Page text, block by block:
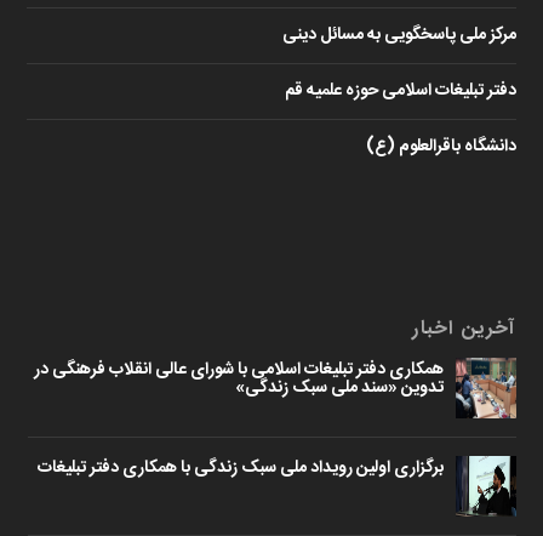
مرکز ملی پاسخگویی به مسائل دینی
دفتر تبلیغات اسلامی حوزه علمیه قم
دانشگاه باقرالعلوم (ع)
آخرین اخبار
همکاری دفتر تبلیغات اسلامی با شورای عالی انقلاب فرهنگی در
تدوین «سند ملی سبک زندگی»
برگزاری اولین رویداد ملی سبک زندگی با همکاری دفتر تبلیغات